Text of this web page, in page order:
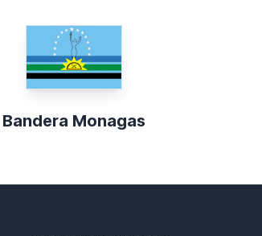
Bandera Monagas